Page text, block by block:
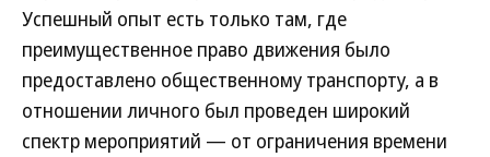
Успешный опыт есть только там, где
преимущественное право движения было
предоставлено общественному транспорту, а в
отношении личного был проведен широкий
спектр мероприятий — от ограничения времени